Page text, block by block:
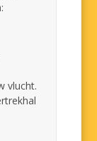
vlucht.